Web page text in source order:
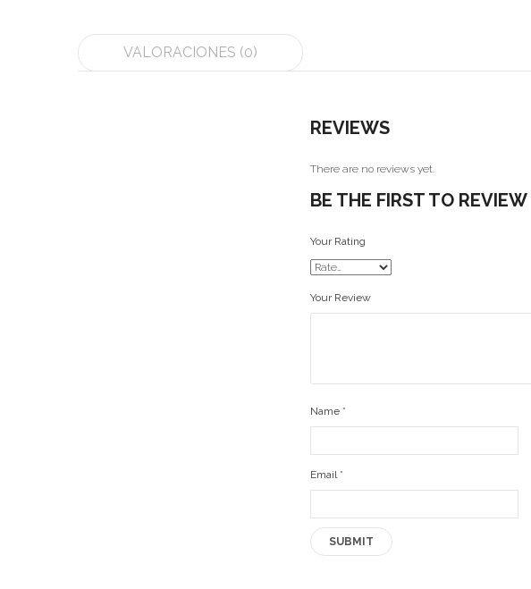
VALORACIONES (0)
REVIEWS
There are no reviews yet.
BE THE FIRST TO
Your Rating
Your Review
Name *
Email *